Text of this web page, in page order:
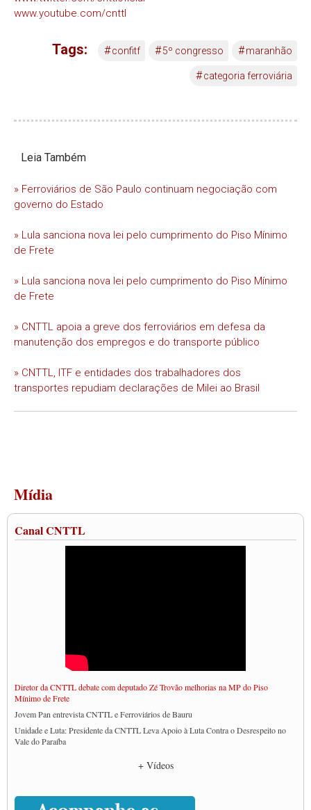
www.youtube.com/cnttl
Tags: #confitf #5º congresso #maranhão
#categoria ferroviária
Leia Também
» Ferroviários de São Paulo continuam negociação com
governo do Estado
» Lula sanciona nova lei pelo cumprimento do Piso Mínimo
de Frete
» Lula sanciona nova lei pelo cumprimento do Piso Mínimo
de Frete
» CNTTL apoia a greve dos ferroviários em defesa da
manutenção dos empregos e do transporte público
» CNTTL, ITF e entidades dos trabalhadores dos
transportes repudiam declarações de Milei ao Brasil
Mídia
Canal CNTTL
Diretor da CNTTL debate com deputado Zé Trovão melhorias na MP do Piso
Mínimo de Frete
Jovem Pan entrevista CNTTL e Ferroviários de Bauru
Unidade e Luta: Presidente da CNTTL Leva Apoio à Luta Contra o Desrespeito no
Vale do Paraíba
Caminhoneiros prometem paralisação e cobram diálogo com Lula
+ Vídeos